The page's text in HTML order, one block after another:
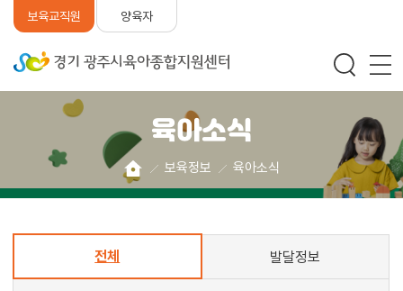
보육교직원 양육자
육아소식
보육정보 육아소식
전체 발달정보